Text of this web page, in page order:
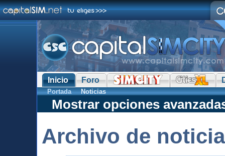
Inicio Foro
Portada Noticias
Mostrar opciones
Archivo de